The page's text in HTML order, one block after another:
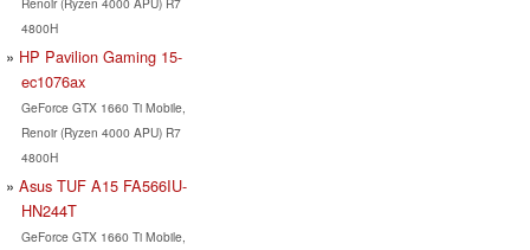
4800H
HP Pavilion Gaming 15-
ec1076ax
GeForce GTX 1660 Ti Mobile,
Renoir (Ryzen 4000 APU) R7
4800H
Asus TUF A15 FA566IU-
HN244T
GeForce GTX 1660 Ti Mobile,